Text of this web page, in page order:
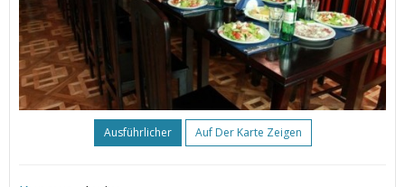
Ausführlicher Auf Der Karte Zeigen